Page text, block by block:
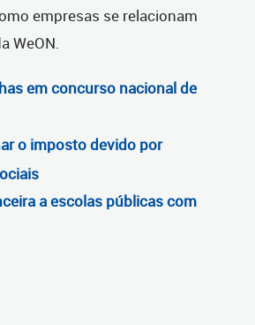
empresas se relacionam
WeON.
em concurso nacional de
o imposto devido por
a escolas públicas com